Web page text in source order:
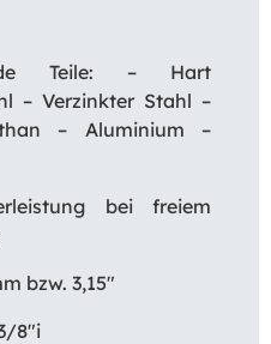
Teile: – Hart
– Verzinkter Stahl –
– Aluminium –
bei freiem
bzw. 3,15″
8″i